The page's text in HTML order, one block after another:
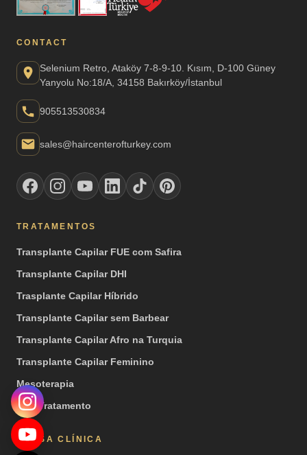
CONTACT
Selenium Retro, Ataköy 7-8-9-10. Kısım, D-100 Güney
Yanyolu No:18/A, 34158 Bakırköy/İstanbul
905513530834
sales@haircenterofturkey.com
TRATAMENTOS
Transplante Capilar FUE com Safira
Transplante Capilar DHI
Trasplante Capilar Híbrido
Transplante Capilar sem Barbear
Transplante Capilar Afro na Turquia
Transplante Capilar Feminino
Mesoterapia
PRP Tratamento
NOSSA CLÍNICA